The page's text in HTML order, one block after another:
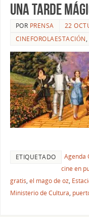
UNA TARDE
POR PRENSA
22
CINEFOROLAESTACIÓN,
ETIQUETADO Agenda
cine en
gratis, el mago de oz,
Ministerio de Cultura,